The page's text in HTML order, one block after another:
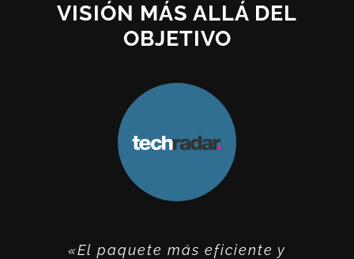
VISIÓN MÁS ALLÁ DEL
OBJETIVO
«El paquete más eficiente y
De hecho, el módulo
Probablemente los fotógrafos de
Otros programas podrían
Photo Studio Ultimate está en